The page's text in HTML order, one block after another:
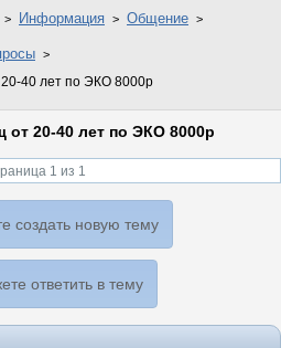
Информация Общение
40 лет по ЭКО 8000р
20-40 лет по ЭКО 8000р
1 из 1
создать новую тему
ответить в тему